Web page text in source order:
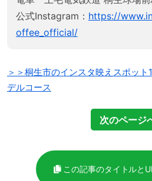
公式Instagram： https://
offee_official/
＞＞桐生市のインスタ映えスポッ
デルコース
次のページ
この記事のタイトルと